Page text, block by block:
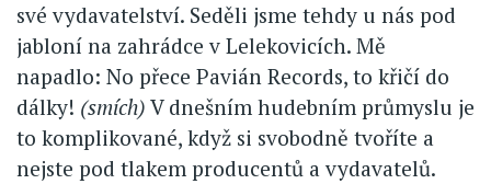
své vydavatelství. Seděli jsme tehdy u nás pod
jabloní na zahrádce v Lelekovicích. Mě
napadlo: No přece Pavián Records, to křičí do
dálky! (smích) V dnešním hudebním průmyslu je
to komplikované, když si svobodně tvoříte a
nejste pod tlakem producentů a vydavatelů.